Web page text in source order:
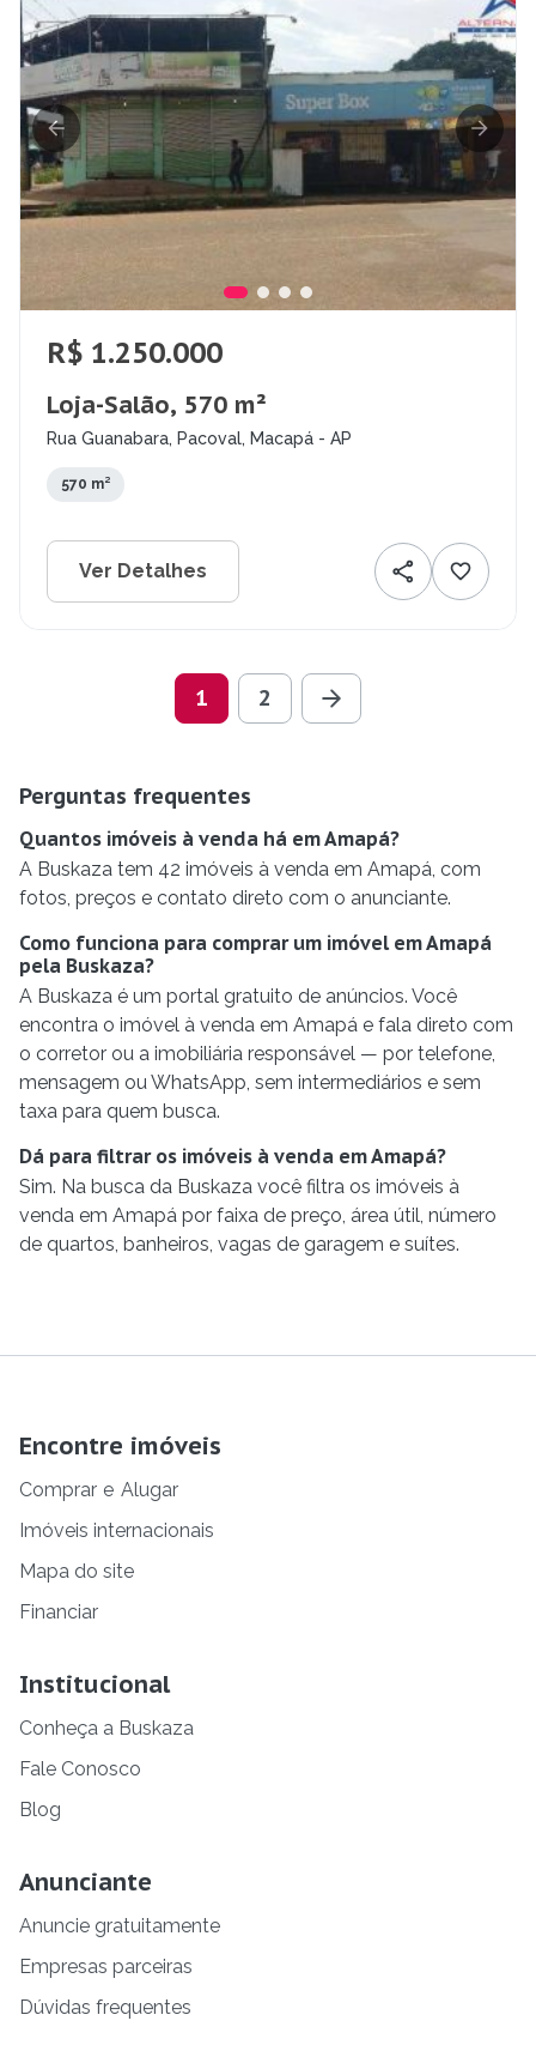
R$ 1.250.000
Loja-Salão, 570 m²
Rua Guanabara, Pacoval, Macapá - AP
570 m²
Ver Detalhes
1 2
Perguntas frequentes
Quantos imóveis à venda há em Amapá?
A Buskaza tem 42 imóveis à venda em Amapá, com
fotos, preços e contato direto com o anunciante.
Como funciona para comprar um imóvel em Amapá
pela Buskaza?
A Buskaza é um portal gratuito de anúncios. Você
encontra o imóvel à venda em Amapá e fala direto com
o corretor ou a imobiliária responsável — por telefone,
mensagem ou WhatsApp, sem intermediários e sem
taxa para quem busca.
Dá para filtrar os imóveis à venda em Amapá?
Sim. Na busca da Buskaza você filtra os imóveis à
venda em Amapá por faixa de preço, área útil, número
de quartos, banheiros, vagas de garagem e suítes.
Encontre imóveis
Comprar e Alugar
Imóveis internacionais
Mapa do site
Financiar
Institucional
Conheça a Buskaza
Fale Conosco
Blog
Anunciante
Anuncie gratuitamente
Empresas parceiras
Dúvidas frequentes